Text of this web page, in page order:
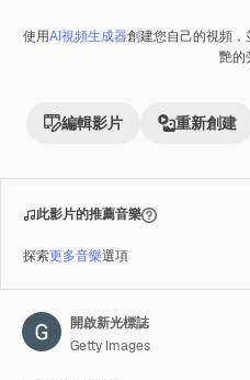
Premium
使用AI視頻生成器創建您自己的視頻，
艷的
編輯影片 重新創建
此影片的推薦音樂
探索更多音樂選項
開啟新光標誌
Getty Images